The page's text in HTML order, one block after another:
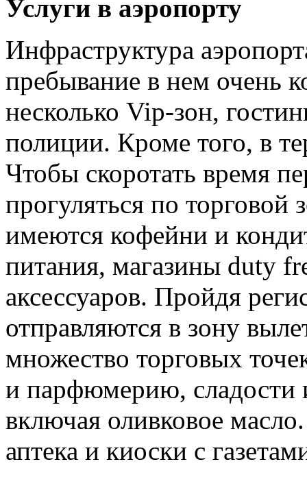
Услуги в аэропорту
Инфраструктура
пребывание в нем очень
несколько Vip-зон,
полиции. Кроме того, в
Чтобы скоротать время
прогуляться по
имеются кофейни и
питания, магазины duty
аксессуаров. Пройдя
отправляются в зону
множество торговых
и парфюмерию, сладости
включая оливковое
аптека и киоски с